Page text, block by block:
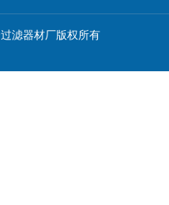
滤器材厂版权所有